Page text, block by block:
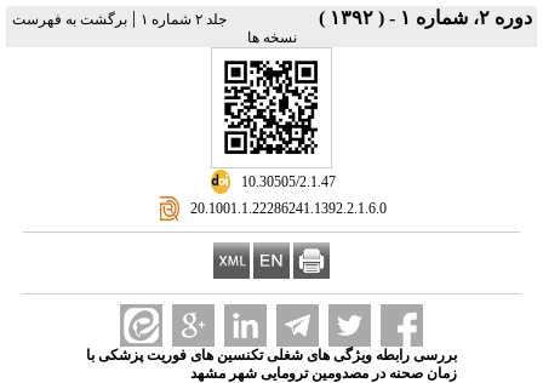
دوره ۲، شماره ۱ - ( ۱۳۹۲ ) جلد ۲ شماره ۱ |برگشت به فهرست
نسخه ها
‎ 10.30505/2.1.47
‎ 20.1001.1.22286241.1392.2.1.6.0
بررسی رابطه ویژگی های شغلی تکنسین های فوریت پزشکی با
زمان صحنه در مصدومین ترومایی شهر مشهد